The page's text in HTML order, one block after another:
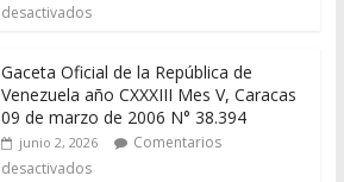
desactivados
Gaceta Oficial de la República de
Venezuela año CXXXIII Mes V, Caracas
09 de marzo de 2006 N° 38.394
junio 2, 2026
Comentarios
desactivados